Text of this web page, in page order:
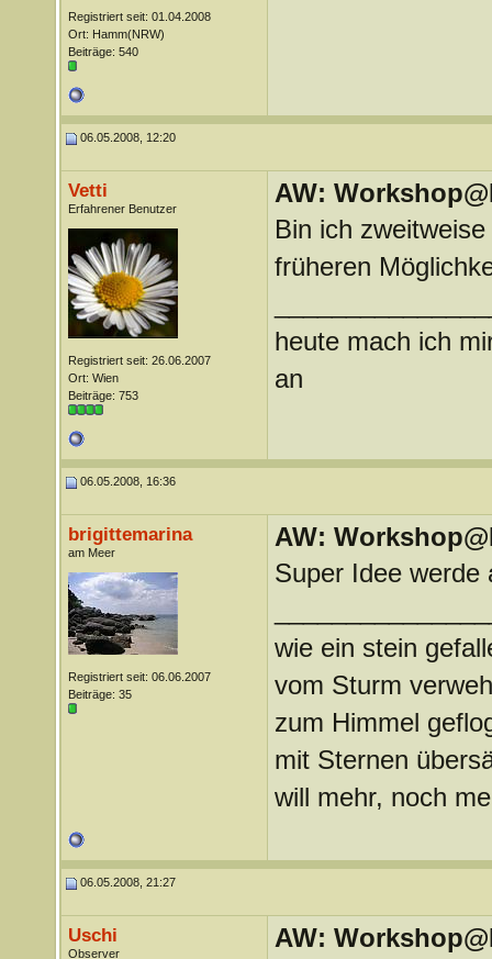
Registriert seit: 01.04.2008
Ort: Hamm(NRW)
Beiträge: 540
06.05.2008, 12:20
Vetti
Erfahrener Benutzer
Registriert seit: 26.06.2007
Ort: Wien
Beiträge: 753
AW:
Bin ich
früheren
heute mach ich
an
06.05.2008, 16:36
brigittemarina
am Meer
Registriert seit: 06.06.2007
Beiträge: 35
AW:
Super Idee werde
wie ein stein
vom Sturm
zum Himmel
mit Sternen
will mehr, noch
06.05.2008, 21:27
Uschi
Observer
AW: